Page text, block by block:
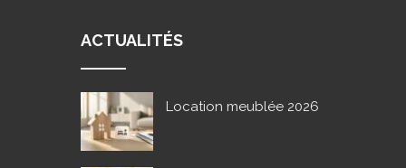
ACTUALITÉS
Location meublée 2026